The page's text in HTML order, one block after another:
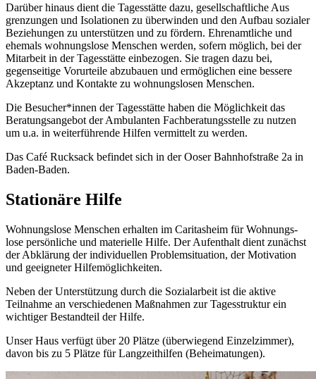
Darüber hinaus dient die Tagesstätte dazu, gesellschaftliche Aus
grenzungen und Isolationen zu überwinden und den Aufbau sozialer
Beziehungen zu unterstützen und zu fördern. Ehrenamtliche und
ehemals wohnungslose Menschen werden, sofern möglich, bei der
Mitarbeit in der Tagesstätte einbezogen. Sie tragen dazu bei,
gegenseitige Vorurteile abzubauen und ermöglichen eine bessere
Akzeptanz und Kontakte zu wohnungslosen Menschen.
Die Besucher*innen der Tages­stätte haben die Möglichkeit das
Beratungs­angebot der Ambulanten Fachberatungs­stelle zu nutzen
um u.a. in weiter­führende Hilfen vermittelt zu werden.
Das Café Rucksack befindet sich in der Ooser Bahnhofstraße 2a in
Baden-Baden.
Stationäre Hilfe
Wohnungslose Menschen erhalten im Caritasheim für Wohnungs­
lose persönliche und materielle Hilfe. Der Aufenthalt dient zunächst
der Abklärung der individuellen Problem­situation, der Motivation
und geeigneter Hilfemöglichkeiten.
Neben der Unterstützung durch die Sozial­arbeit ist die aktive
Teilnahme an verschiedenen Maßnahmen zur Tages­struktur ein
wichtiger Bestandteil der Hilfe.
Unser Haus verfügt über 20 Plätze (überwiegend Einzel­zimmer),
davon bis zu 5 Plätze für Langzeit­hilfen (Beheimatungen).